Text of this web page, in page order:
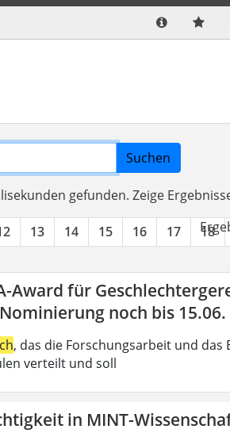
Suchen
gefunden. Zeige
13 14 15 16 17 18
Award für
noch bis 15.06.
, das die Forschungsarbeit und
verteilt und soll
in MINT-